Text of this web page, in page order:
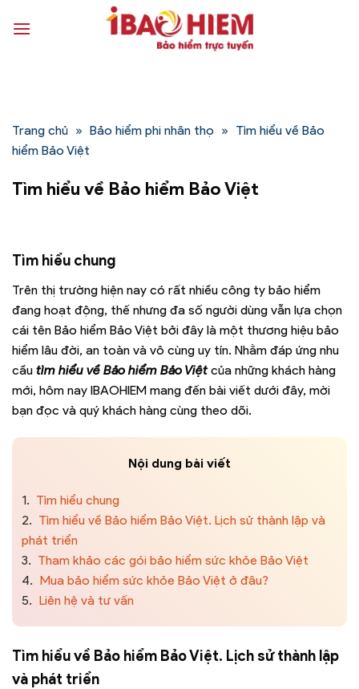
qua
Trang chủ » Bảo hiểm phi nhân thọ » Tìm hiểu về Bảo
hiểm Bảo Việt
Tìm hiểu về Bảo hiểm Bảo Việt
Tìm hiểu chung
Trên thị trường hiện nay có rất nhiều công ty bảo hiểm
đang hoạt động, thế nhưng đa số người dùng vẫn lựa chọn
cái tên Bảo hiểm Bảo Việt bởi đây là một thương hiệu bảo
hiểm lâu đời, an toàn và vô cùng uy tín. Nhằm đáp ứng nhu
cầu tìm hiểu về Bảo hiểm Bảo Việtcủa những khách hàng
mới, hôm nay IBAOHIEM mang đến bài viết dưới đây, mời
bạn đọc và quý khách hàng cùng theo dõi.
Nội dung bài viết
1. Tìm hiểu chung
2. Tìm hiểu về Bảo hiểm Bảo Việt. Lịch sử thành lập và
phát triển
3. Tham khảo các gói bảo hiểm sức khỏe Bảo Việt
4. Mua bảo hiểm sức khỏe Bảo Việt ở đâu?
5. Liên hệ và tư vấn
Tìm hiểu về Bảo hiểm Bảo Việt. Lịch sử thành lập
và phát triển